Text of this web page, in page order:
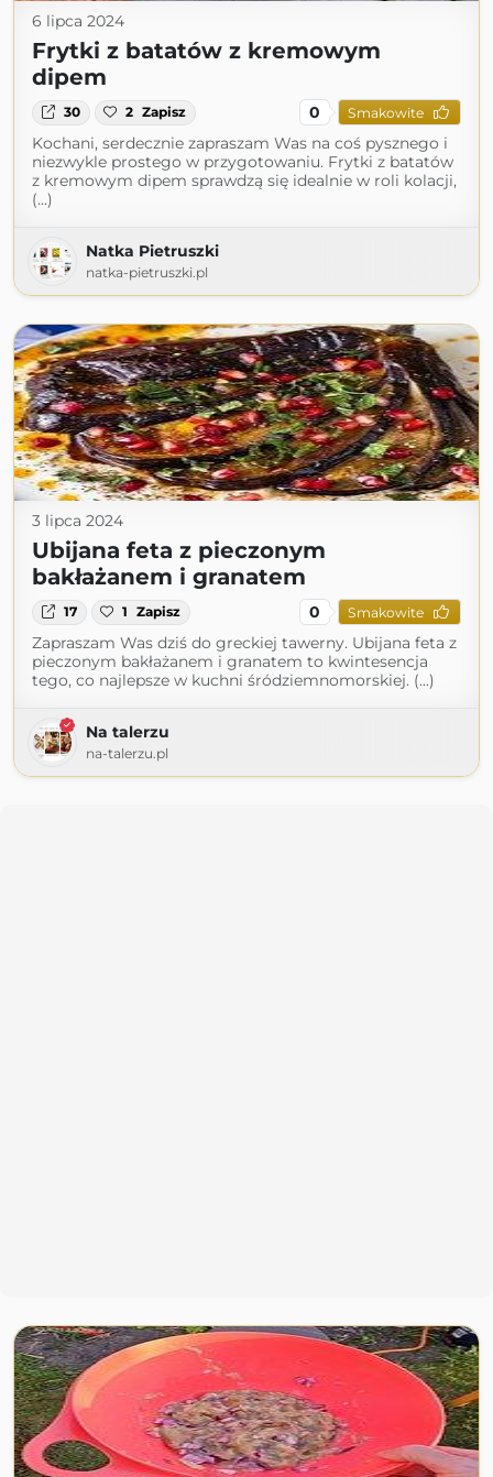
6 lipca 2024
Frytki z batatów z kremowym
dipem
30 2 Zapisz 0 Smakowite
Kochani, serdecznie zapraszam Was na coś pysznego i
niezwykle prostego w przygotowaniu. Frytki z batatów
z kremowym dipem sprawdzą się idealnie w roli kolacji,
(...)
Natka Pietruszki
natka-pietruszki.pl
3 lipca 2024
Ubijana feta z pieczonym
bakłażanem i granatem
17 1 Zapisz 0 Smakowite
Zapraszam Was dziś do greckiej tawerny. Ubijana feta z
pieczonym bakłażanem i granatem to kwintesencja
tego, co najlepsze w kuchni śródziemnomorskiej. (...)
Na talerzu
na-talerzu.pl